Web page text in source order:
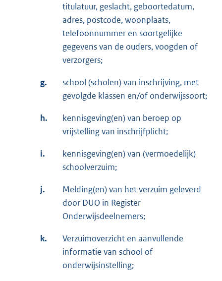
titulatuur, geslacht, geboortedatum,
adres, postcode, woonplaats,
telefoonnummer en soortgelijke
gegevens van de ouders, voogden of
verzorgers;
g.
school (scholen) van inschrijving, met
gevolgde klassen en/of onderwijssoort;
h.
kennisgeving(en) van beroep op
vrijstelling van inschrijfplicht;
i.
kennisgeving(en) van (vermoedelijk)
schoolverzuim;
j.
Melding(en) van het verzuim geleverd
door DUO in Register
Onderwijsdeelnemers;
k.
Verzuimoverzicht en aanvullende
informatie van school of
onderwijsinstelling;